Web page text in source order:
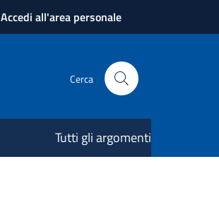
Accedi all'area personale
Cerca
Tutti gli argomenti